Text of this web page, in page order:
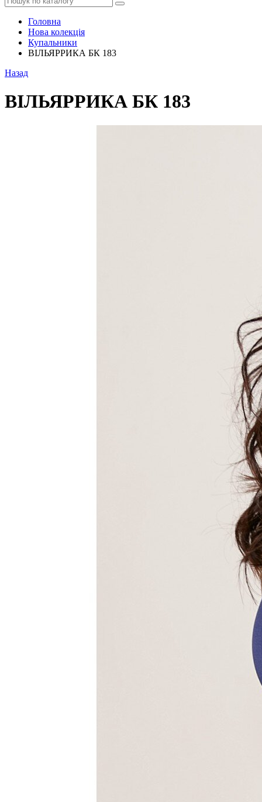
Головна
Нова колекція
Купальники
ВІЛЬЯРРИКА БК 183
Назад
ВІЛЬЯРРИКА БК 183